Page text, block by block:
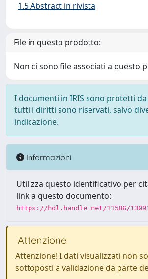
1.5 Abstract in rivista
File in questo prodotto:
Non ci sono file associati a questo
I documenti in IRIS sono protetti
tutti i diritti sono riservati, salvo
indicazione.
Informazioni
Utilizza questo identificativo per
link a questo documento:
https://hdl.handle.net/11586/
Attenzione
Attenzione! I dati visualizzati non
sottoposti a validazione da parte